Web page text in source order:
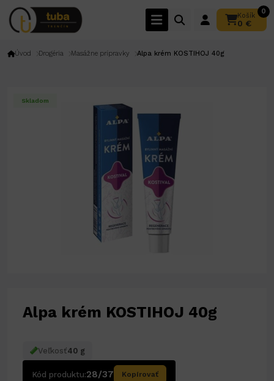
Košík
0
0 €
Úvod Drogéria Masážne prípravky Alpa krém KOSTIHOJ 40g
Skladom
Alpa krém KOSTIHOJ 40g
Veľkosť40 g
Kód produktu:28/37 Kopírovať